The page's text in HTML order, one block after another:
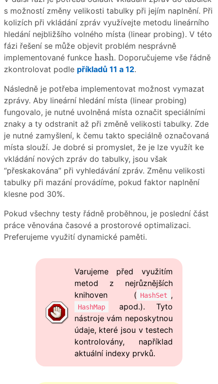
s možností změny velikosti tabulky při jejím naplnění. Při
kolizích při vkládání zpráv využívejte metodu lineárního
hledání nejbližšího volného místa (linear probing). V této
fázi řešení se může objevit problém nesprávně
implementované funkce hash
hash. Doporučujeme vše řádně
zkontrolovat podle příkladů 11 a 12.
Následně je potřeba implementovat možnost vymazat
zprávy. Aby lineární hledání místa (linear probing)
fungovalo, je nutné uvolněná místa označit speciálními
znaky a ty odstranit až při změně velikosti tabulky. Zde
je nutné zamyšlení, k čemu takto speciálně označovaná
místa slouží. Je dobré si promyslet, že je lze využít ke
vkládání nových zpráv do tabulky, jsou však
“přeskakována” při vyhledávání zpráv. Změnu velikosti
tabulky při mazání provádíme, pokud faktor naplnění
klesne pod 30%.
Pokud všechny testy řádně proběhnou, je poslední část
práce věnována časové a prostorové optimalizaci.
Preferujeme využití dynamické paměti.
Varujeme před využitím
metod z nejrůznějších
knihoven ( HashSet ,
HashMap
apod.). Tyto
nástroje vám neposkytnou
údaje, které jsou v testech
kontrolovány, například
aktuální indexy prvků.